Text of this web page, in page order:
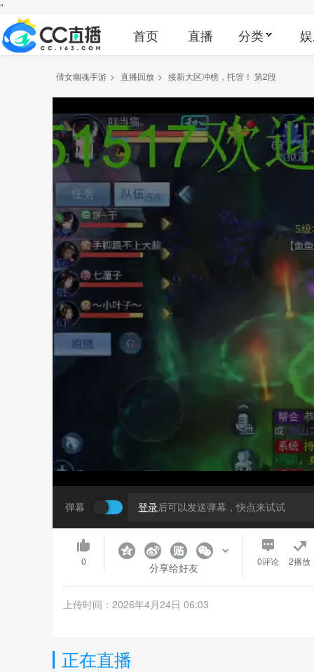
"
首页 直播 分类
倩女幽魂手游 > 直播回放 > 接新大区冲榜，托管！ 第2段
弹幕 登录后可以发送弹幕，快点来试试
0 分享给好友 0评论 2播放
上传时间：2026年4月24日 06:03
正在直播